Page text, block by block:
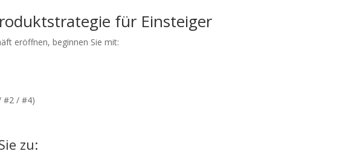
für Einsteiger
eröffnen, beginnen Sie mit:
#2 / #4)
zu: